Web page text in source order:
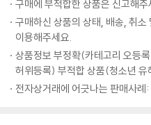
구매에 부적합한 상품은 신고해주
구매하신 상품의 상태, 배송, 취
이용해주세요.
상품정보 부정확(카테고리 오등
허위등록) 부적합 상품(청소년
전자상거래에 어긋나는 판매사례